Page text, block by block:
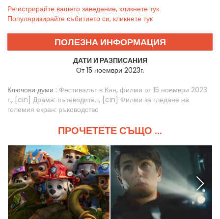
Регистрирайте вашето заведение, кликнете тук
Популяризирайте събитието си, кликнете тук
ПОЛЕЗНА ИНФОРМАЦИЯ
ДАТИ И РАЗПИСАНИЯ
От 15 ноември 2023г.
Ключови думи : Фестивалът в Кан, филми от 15 ноември 2023
г., [cin] Драма: пътеводител, [cin] Филми за гледане на
големия екран: ръководство
ПРОЧЕТЕТЕ СЪЩО ...